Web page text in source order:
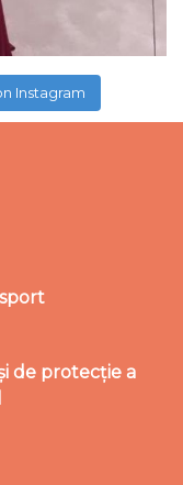
Instagram
de protecție a